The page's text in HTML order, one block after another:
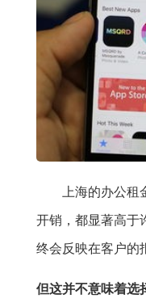
上海的办公
开销，都显著高于
终会反映在客户的
但这并不意味着选